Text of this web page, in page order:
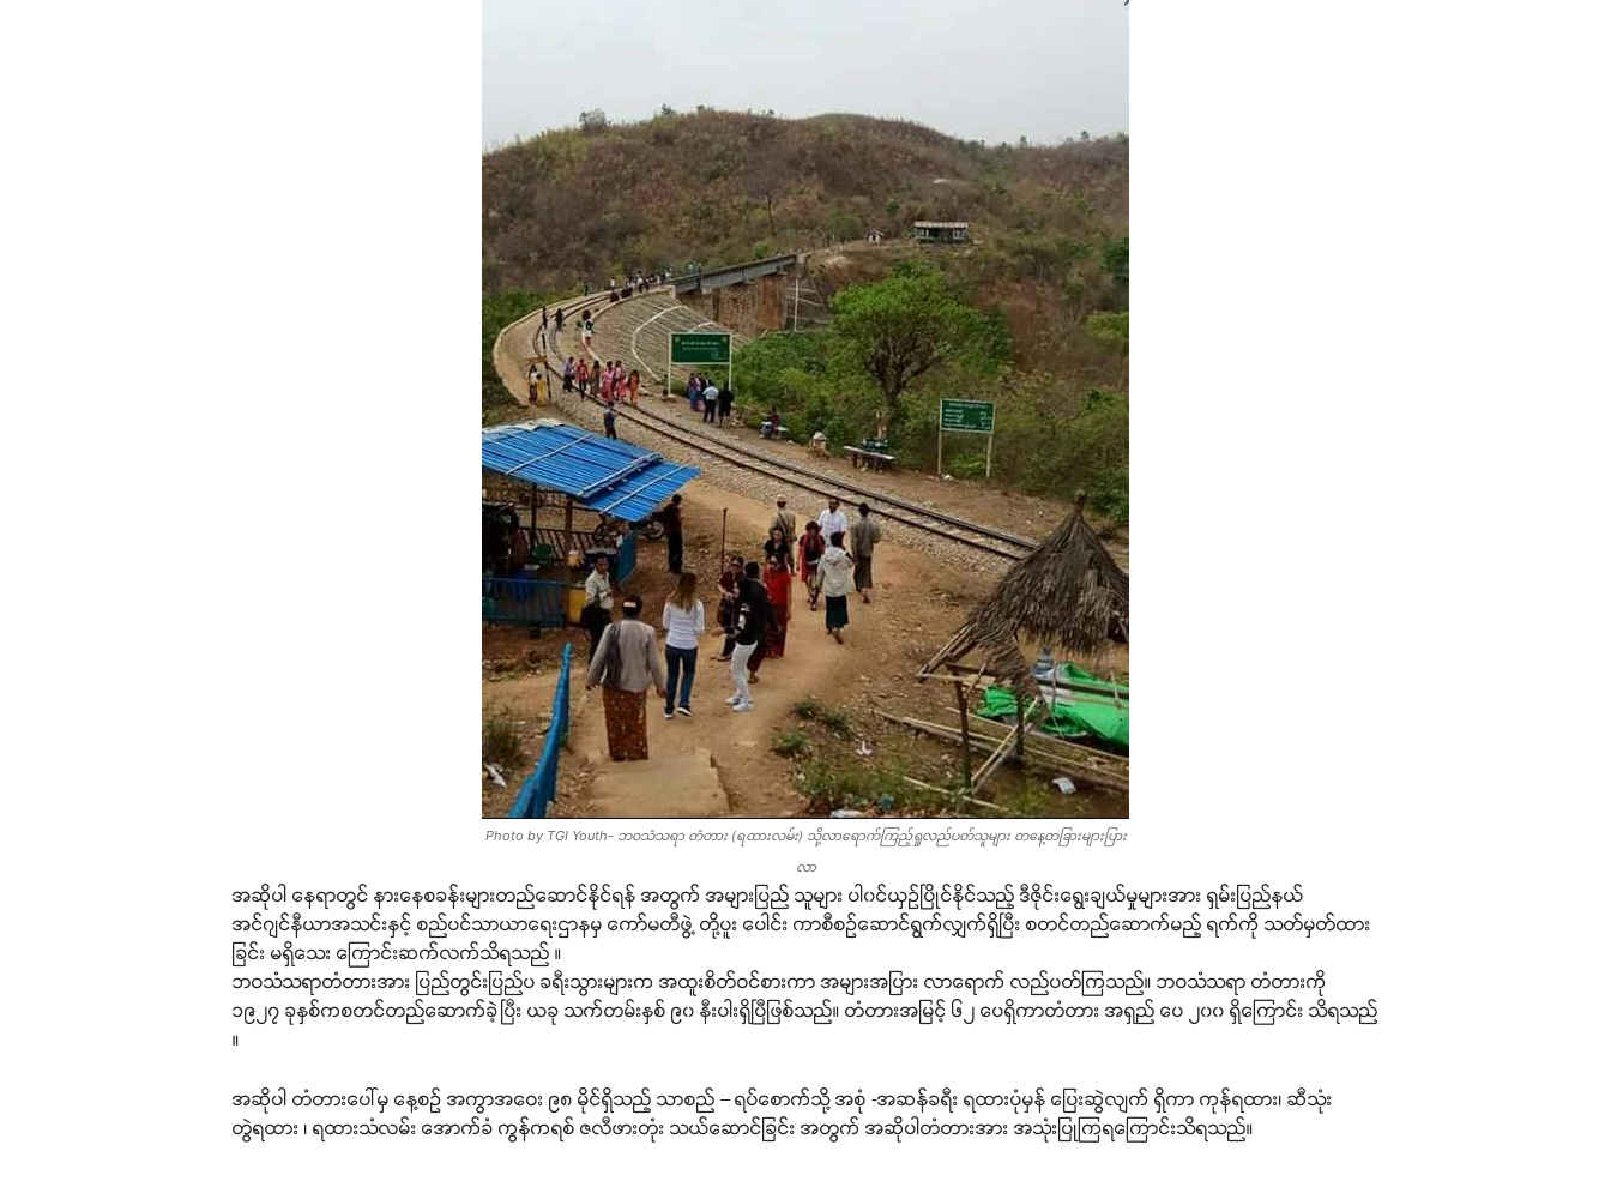
Photo by TGI Youth- ဘဝသံသရာ တံတား (ရထားလမ်း) သို့လာရောက်ကြည့်ရှုလည်ပတ်သူများ တနေ့တခြားများပြား
လာ
အဆိုပါ နေရာတွင် နားနေစခန်းများတည်ဆောင်နိုင်ရန် အတွက် အများပြည် သူများ ပါ၀င်ယှဉ်ပြိုင်နိုင်သည့် ဒီဇိုင်းရွေးချယ်မှုများအား ရှမ်းပြည်နယ်
အင်ဂျင်နီယာအသင်းနှင့် စည်ပင်သာယာရေးဌာနမှ ကော်မတီဖွဲ့ တို့ပူး ပေါင်း ကာစီစဉ်ဆောင်ရွက်လျှက်ရှိပြီး စတင်တည်ဆောက်မည့် ရက်ကို သတ်မှတ်ထား
ခြင်း မရှိသေး ကြောင်းဆက်လက်သိရသည် ။
ဘဝသံသရာတံတားအား ပြည်တွင်းပြည်ပ ခရီးသွားများက အထူးစိတ်ဝင်စားကာ အများအပြား လာရောက် လည်ပတ်ကြသည်။ ဘဝသံသရာ တံတားကို
၁၉၂၇ ခုနှစ်ကစတင်တည်ဆောက်ခဲ့ပြီး ယခု သက်တမ်းနှစ် ၉၀ နီးပါးရှိပြီဖြစ်သည်။ တံတားအမြင့် ၆၂ ပေရှိကာတံတား အရှည် ပေ ၂၀၀ ရှိကြောင်း သိရသည်
။
အဆိုပါ တံတားပေါ်မှ နေ့စဉ် အကွာအဝေး ၉၈ မိုင်ရှိသည့် သာစည် – ရပ်စောက်သို့ အစုံ -အဆန်ခရီး ရထားပုံမှန် ပြေးဆွဲလျက် ရှိကာ ကုန်ရထား၊ ဆီသုံး
တွဲရထား ၊ ရထားသံလမ်း အောက်ခံ ကွန်ကရစ် ဇလီဖားတုံး သယ်ဆောင်ခြင်း အတွက် အဆိုပါတံတားအား အသုံးပြုကြရကြောင်းသိရသည်။